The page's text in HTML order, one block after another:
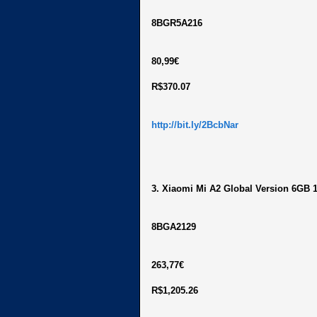
8BGR5A216
80,99€
R$370.07
http://bit.ly/2BcbNar
3. Xiaomi Mi A2 Global Version 6GB
8BGA2129
263,77€
R$1,205.26